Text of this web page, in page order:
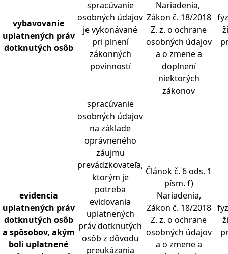
vybavovanie
uplatnených práv
dotknutých osôb
spracúvanie
osobných údajov
je vykonávané
pri plnení
zákonných
povinností
Nariadenia,
Zákon č. 18/2018
Z. z. o ochrane
osobných údajov
a o zmene a
doplnení
niektorých
zákonov
evidencia
uplatnených práv
dotknutých osôb
a spôsobov, akým
boli uplatnené
spracúvanie
osobných údajov
na základe
oprávneného
záujmu
prevádzkovateľa,
ktorým je
potreba
evidovania
uplatnených
práv dotknutých
osôb z dôvodu
preukázania
Článok č. 6 ods. 1
písm. f)
Nariadenia,
Zákon č. 18/2018
Z. z. o ochrane
osobných údajov
a o zmene a